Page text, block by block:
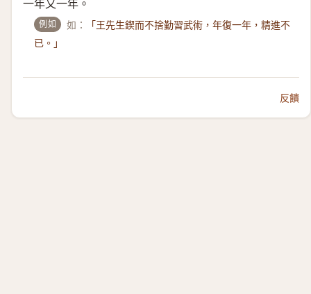
一年又一年。
例如 如：
「王先生鍥而不捨勤習武術，年復一年，精進不
已。」
反饋